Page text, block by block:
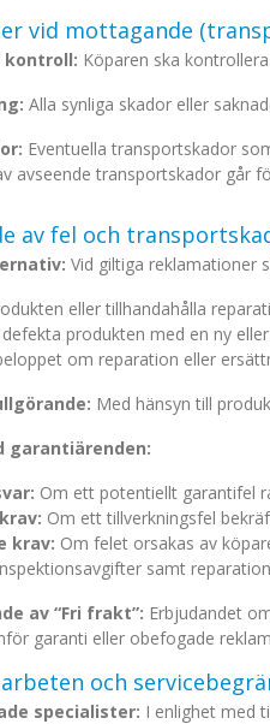
vid mottagande
kontroll: Köparen ska
Alla synliga skador eller
Eventuella transportskador
avseende transportskador går
av fel och
Vid giltiga reklamationer
eller tillhandahålla
produkten med en ny
om reparation eller
Med hänsyn till
garantiärenden:
Om ett potentiellt garantifel
Om ett tillverkningsfel
krav: Om felet orsakas av
samt
av “Fri frakt”: Erbjudandet
garanti eller obefogade
och
specialister: I enlighet med